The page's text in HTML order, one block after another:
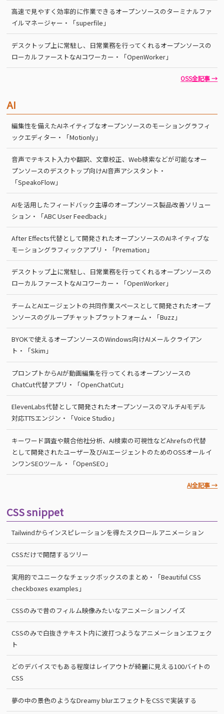
高速で見やすく効率的に作業できるオープンソースのターミナルファ
イルマネージャー・「superfile」
デスクトップ上に常駐し、日常業務を行ってくれるオープンソースの
ローカルファーストなAIコワーカー・「OpenWorker」
OSS全記事 →
AI
編集性を備えたAIネイティブなオープンソースのモーショングラフィ
ックエディター・「Motionly」
音声でテキスト入力や翻訳、文章校正、Web検索などが可能なオー
プンソースのデスクトップ向けAI音声アシスタント・
「SpeakoFlow」
AIを活用したフィードバック主導のオープンソース製品改善ソリュー
ション・「ABC User Feedback」
After Effects代替として開発されたオープンソースのAIネイティブな
モーショングラフィックアプリ・「Premation」
デスクトップ上に常駐し、日常業務を行ってくれるオープンソースの
ローカルファーストなAIコワーカー・「OpenWorker」
チームとAIエージェントの共同作業スペースとして開発されたオープ
ンソースのグループチャットプラットフォーム・「Buzz」
BYOKで使えるオープンソースのWindows向けAIメールクライアン
ト・「Skim」
プロンプトからAIが動画編集を行ってくれるオープンソースの
ChatCut代替アプリ・「OpenChatCut」
ElevenLabs代替として開発されたオープンソースのマルチAIモデル
対応TTSエンジン・「Voice Studio」
キーワード調査や競合他社分析、AI検索の可視性などAhrefsの代替
として開発されたユーザー及びAIエージェントのためのOSSオールイ
ンワンSEOツール・「OpenSEO」
AI全記事 →
CSS snippet
Tailwindからインスピレーションを得たスクロールアニメーション
CSSだけで開閉するツリー
実用的でユニークなチェックボックスのまとめ・「Beautiful CSS
checkboxes examples」
CSSのみで昔のフィルム映像みたいなアニメーションノイズ
CSSのみで白抜きテキスト内に波打つようなアニメーションエフェク
ト
どのデバイスでもある程度はレイアウトが綺麗に見える100バイトの
CSS
夢の中の景色のようなDreamy blurエフェクトをCSSで実装する